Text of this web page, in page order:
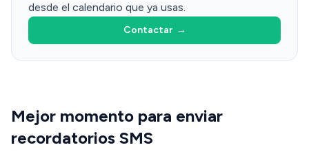
desde el calendario que ya usas.
Contactar →
Mejor momento para enviar
recordatorios SMS